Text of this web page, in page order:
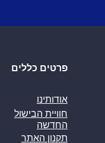
פרטים כללים
אודותינו
חוויית הבישול
החדשה
תקנון האתר